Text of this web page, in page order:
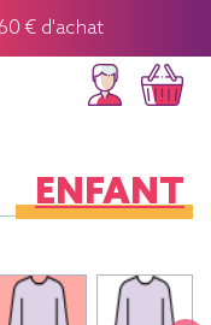
€ d'achat
ENFANT